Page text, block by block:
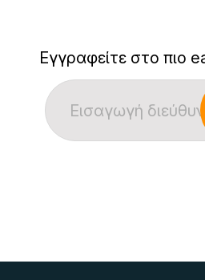
Εγγραφείτε στο πιο